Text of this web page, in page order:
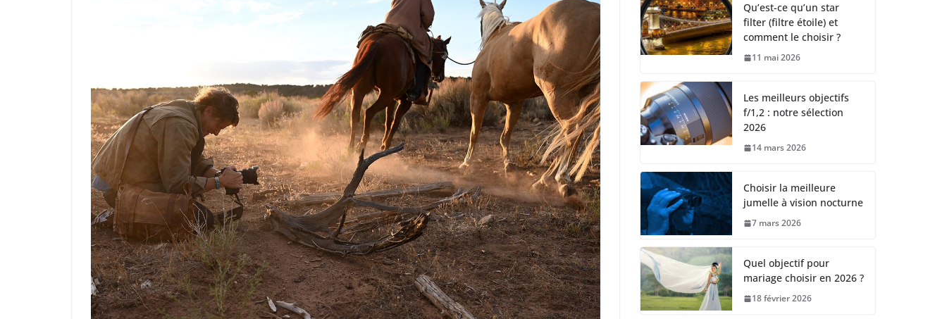
Qu’est-ce qu’un star
filter (filtre étoile) et
comment le choisir ?
11 mai 2026
Les meilleurs objectifs
f/1,2 : notre sélection
2026
14 mars 2026
Choisir la meilleure
jumelle à vision nocturne
7 mars 2026
Quel objectif pour
mariage choisir en 2026 ?
18 février 2026